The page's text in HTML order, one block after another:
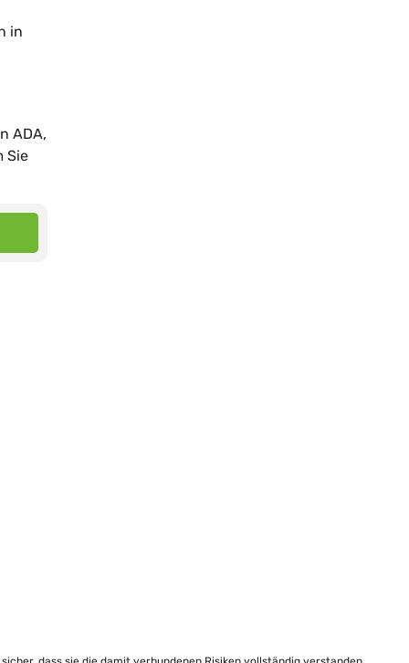
in
ADA,
Sie